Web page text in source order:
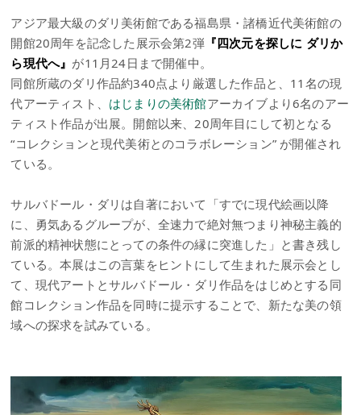
アジア最大級のダリ美術館である福島県・諸橋近代美術館の
開館20周年を記念した展示会第2弾『四次元を探しに ダリか
ら現代へ』 が11月24日まで開催中。
同館所蔵のダリ作品約340点より厳選した作品と、11名の現
代アーティスト、 はじまりの美術館アーカイブより6名のアー
ティスト作品が出展。開館以来、20周年目にして初となる
“コレクションと現代美術とのコラボレーション” が開催され
ている。
サルバドール・ダリは自著において「すでに現代絵画以降
に、勇気あるグループが、全速力で絶対無つまり神秘主義的
前派的精神状態にとっての条件の縁に突進した」と書き残し
ている。本展はこの言葉をヒントにして生まれた展示会とし
て、現代アートとサルバドール・ダリ作品をはじめとする同
館コレクション作品を同時に提示することで、新たな美の領
域への探求を試みている。